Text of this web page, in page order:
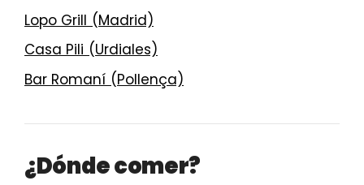
Lopo Grill (Madrid)
Casa Pili (Urdiales)
Bar Romaní (Pollença)
¿Dónde comer?